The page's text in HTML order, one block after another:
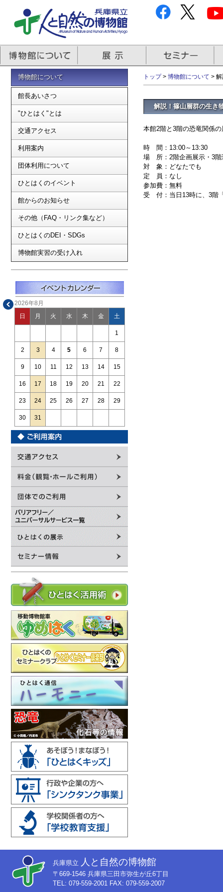
博物館について
館長あいさつ
"ひとはく"とは
交通アクセス
利用案内
団体利用について
ひとはくのイベント
館からのお知らせ
その他（FAQ・リンク集など）
ひとはくのDEI・SDGs
博物館実習の受け入れ
2026年8月
日 月 火 水 木 金 土
1
2 3 4 5 6 7 8
9 10 11 12 13 14 15
16 17 18 19 20 21 22
23 24 25 26 27 28 29
30 31
トップ> 博物館について >
解説！篠山層群の生き
本館2階と3階の恐竜関係
時 間：13:00～13:30
場 所：2階企画展示・3階
対 象：どなたでも
定 員：なし
参加費：無料
受 付：当日13時に、3階
兵庫県立 人と自然の博物館
〒669-1546 兵庫県三田市弥生が丘6丁目
TEL: 079-559-2001 FAX: 079-559-2007